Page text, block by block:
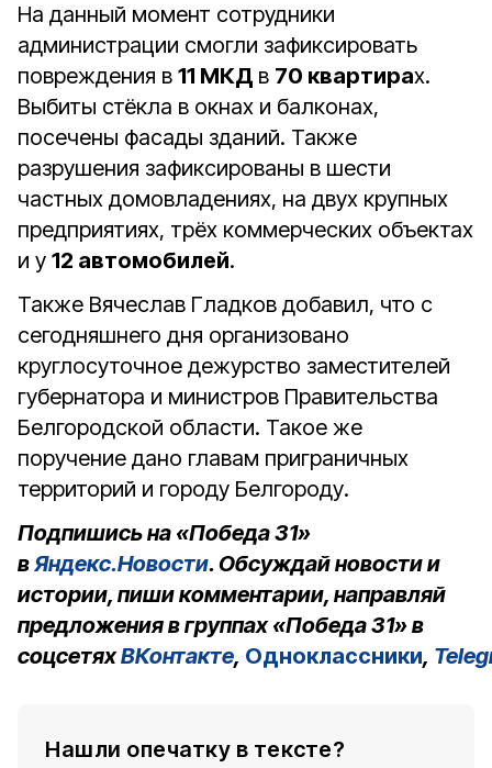
На данный момент сотрудники
администрации смогли зафиксировать
повреждения в 11 МКД в 70 квартирах.
Выбиты стёкла в окнах и балконах,
посечены фасады зданий. Также
разрушения зафиксированы в шести
частных домовладениях, на двух крупных
предприятиях, трёх коммерческих объектах
и у 12 автомобилей.
Также Вячеслав Гладков добавил, что с
сегодняшнего дня организовано
круглосуточное дежурство заместителей
губернатора и министров Правительства
Белгородской области. Такое же
поручение дано главам приграничных
территорий и городу Белгороду.
Подпишись на «Победа 31»
вЯндекс.Новости. Обсуждай новости и
истории, пиши комментарии, направляй
предложения в группах «Победа 31» в
соцсетяхВКонтакте, Одноклассники,
Нашли опечатку в тексте?